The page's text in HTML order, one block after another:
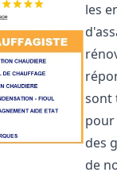
les
sont
des
de